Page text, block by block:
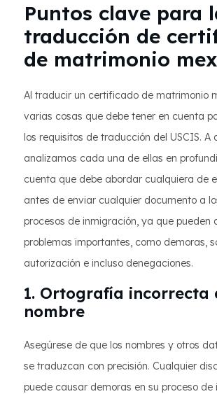
Puntos clave para
traducción de
de matrimonio
Al traducir un certificado de matrimonio
varias cosas que debe tener en cuenta
los requisitos de traducción del USCIS. A
analizamos cada una de ellas en
cuenta que debe abordar cualquiera de
antes de enviar cualquier documento a
procesos de inmigración, ya que pueden
problemas importantes, como demoras,
autorización e incluso denegaciones.
1. Ortografía incorrecta
nombre
Asegúrese de que los nombres y otros
se traduzcan con precisión. Cualquier
puede causar demoras en su proceso de